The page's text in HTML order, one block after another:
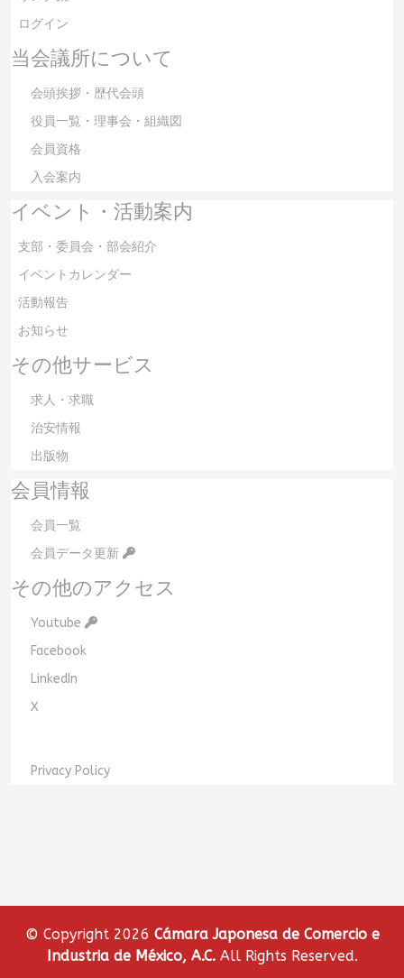
ログイン
当会議所について
会頭挨拶・歴代会頭
役員一覧・理事会・組織図
会員資格
入会案内
イベント・活動案内
支部・委員会・部会紹介
イベントカレンダー
活動報告
お知らせ
その他サービス
求人・求職
治安情報
出版物
会員情報
会員一覧
会員データ更新
その他のアクセス
Youtube
Facebook
LinkedIn
X
Privacy Policy
© Copyright 2026 Cámara Japonesa de Comercio e
Industria de México, A.C.All Rights Reserved.